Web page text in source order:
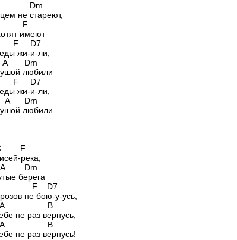
не стареют,
имеют
жи-и-ли,
Dm
любили
жи-и-ли,
Dm
любили
река,
Dm
берега
D7
не бою-у-усь,
A B
не раз вернусь,
A B
не раз вернусь!